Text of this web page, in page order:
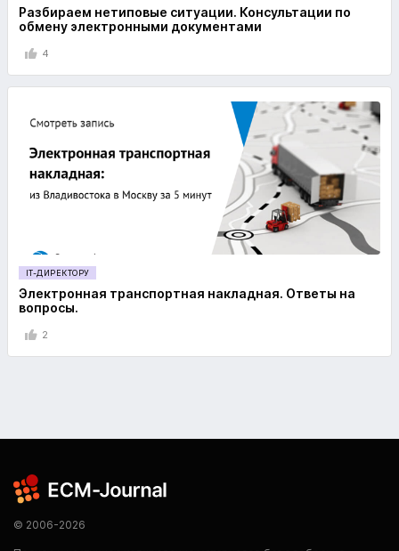
Разбираем нетиповые ситуации. Консультации по
обмену электронными документами
4
IT-ДИРЕКТОРУ
Электронная транспортная накладная. Ответы на
вопросы.
2
© 2006-2026